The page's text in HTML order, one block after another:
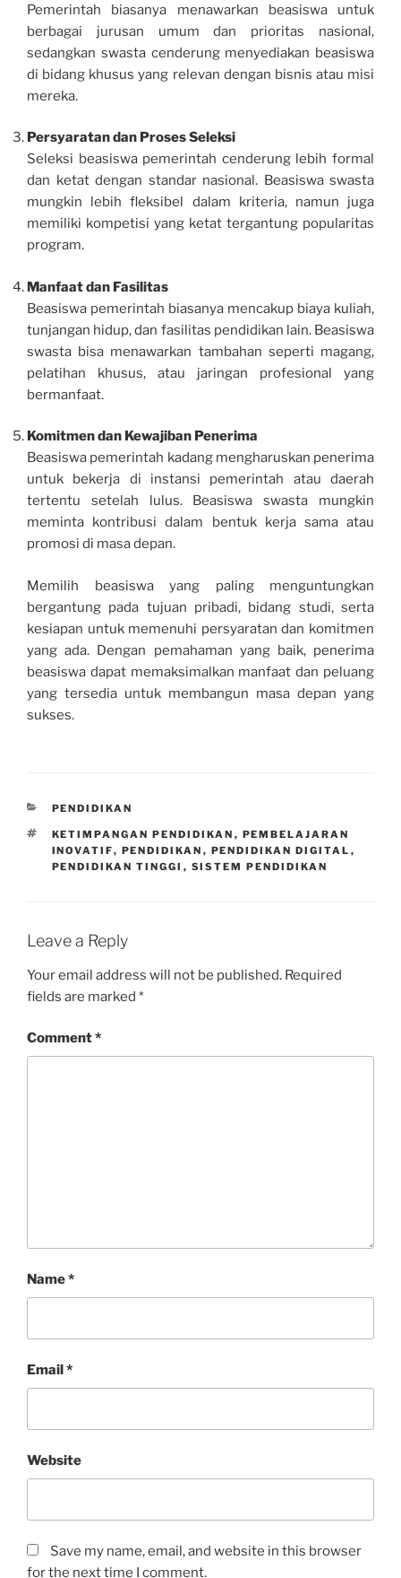
Pemerintah biasanya menawarkan beasiswa untuk
berbagai jurusan umum dan prioritas nasional,
sedangkan swasta cenderung menyediakan beasiswa
di bidang khusus yang relevan dengan bisnis atau misi
mereka.
Persyaratan dan Proses Seleksi
Seleksi beasiswa pemerintah cenderung lebih formal
dan ketat dengan standar nasional. Beasiswa swasta
mungkin lebih fleksibel dalam kriteria, namun juga
memiliki kompetisi yang ketat tergantung popularitas
program.
Manfaat dan Fasilitas
Beasiswa pemerintah biasanya mencakup biaya kuliah,
tunjangan hidup, dan fasilitas pendidikan lain. Beasiswa
swasta bisa menawarkan tambahan seperti magang,
pelatihan khusus, atau jaringan profesional yang
bermanfaat.
Komitmen dan Kewajiban Penerima
Beasiswa pemerintah kadang mengharuskan penerima
untuk bekerja di instansi pemerintah atau daerah
tertentu setelah lulus. Beasiswa swasta mungkin
meminta kontribusi dalam bentuk kerja sama atau
promosi di masa depan.
Memilih beasiswa yang paling menguntungkan
bergantung pada tujuan pribadi, bidang studi, serta
kesiapan untuk memenuhi persyaratan dan komitmen
yang ada. Dengan pemahaman yang baik, penerima
beasiswa dapat memaksimalkan manfaat dan peluang
yang tersedia untuk membangun masa depan yang
sukses.
CATEGORIES
PENDIDIKAN
TAGS
KETIMPANGAN PENDIDIKAN , PEMBELAJARAN
INOVATIF, PENDIDIKAN , PENDIDIKAN DIGITAL ,
PENDIDIKAN TINGGI , SISTEM PENDIDIKAN
Leave a Reply
Your email address will not be published. Required
fields are marked *
Comment*
Name*
Email*
Website
Save my name, email, and website in this browser
for the next time I comment.